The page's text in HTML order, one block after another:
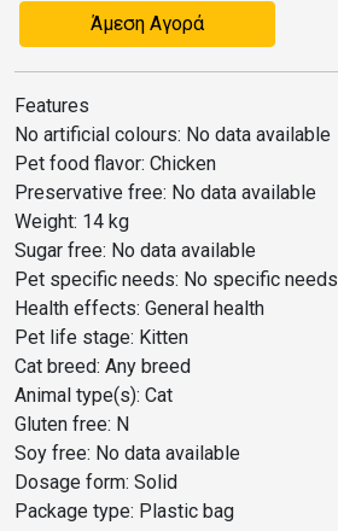
Άμεση Αγορά
Features
No artificial colours: No data available
Pet food flavor: Chicken
Preservative free: No data available
Weight: 14 kg
Sugar free: No data available
Pet specific needs: No specific needs
Health effects: General health
Pet life stage: Kitten
Cat breed: Any breed
Animal type(s): Cat
Gluten free: N
Soy free: No data available
Dosage form: Solid
Package type: Plastic bag